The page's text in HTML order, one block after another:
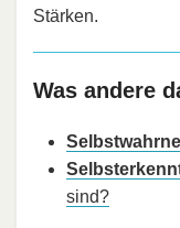
Stärken.
Was andere
sind?